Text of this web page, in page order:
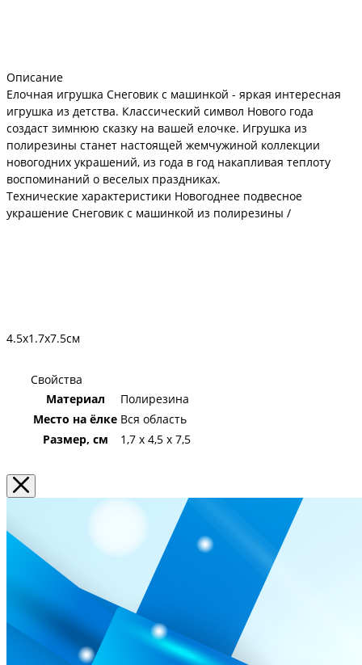
Описание
Елочная игрушка Снеговик с машинкой - яркая интересная
игрушка из детства. Классический символ Нового года
создаст зимнюю сказку на вашей елочке. Игрушка из
полирезины станет настоящей жемчужиной коллекции
новогодних украшений, из года в год накапливая теплоту
воспоминаний о веселых праздниках.
Технические характеристики Новогоднее подвесное
украшение Снеговик с машинкой из полирезины /
4.5х1.7х7.5см
Свойства
Материал
Полирезина
Место на ёлке Вся область
Размер, см
1,7 x 4,5 x 7,5